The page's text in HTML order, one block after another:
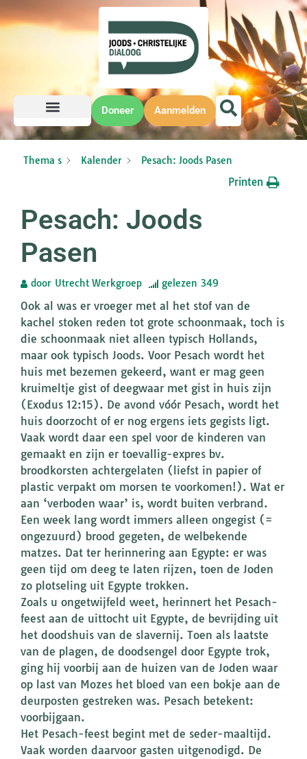
Doneer Aanmelden
Thema s Kalender Pesach: Joods Pasen
Printen
Pesach: Joods
Pasen
door Utrecht Werkgroep gelezen 349
Ook al was er vroeger met al het stof van de
kachel stoken reden tot grote schoonmaak, toch is
die schoonmaak niet alleen typisch Hollands,
maar ook typisch Joods. Voor Pesach wordt het
huis met bezemen gekeerd, want er mag geen
kruimeltje gist of deegwaar met gist in huis zijn
(Exodus 12:15). De avond vóór Pesach, wordt het
huis doorzocht of er nog ergens iets gegists ligt.
Vaak wordt daar een spel voor de kinderen van
gemaakt en zijn er toevallig-expres bv.
broodkorsten achtergelaten (liefst in papier of
plastic verpakt om morsen te voorkomen!). Wat er
aan ‘verboden waar’ is, wordt buiten verbrand.
Een week lang wordt immers alleen ongegist (=
ongezuurd) brood gegeten, de welbekende
matzes. Dat ter herinnering aan Egypte: er was
geen tijd om deeg te laten rijzen, toen de Joden
zo plotseling uit Egypte trokken.
Zoals u ongetwijfeld weet, herinnert het Pesach-
feest aan de uittocht uit Egypte, de bevrijding uit
het doodshuis van de slavernij. Toen als laatste
van de plagen, de doodsengel door Egypte trok,
ging hij voorbij aan de huizen van de Joden waar
op last van Mozes het bloed van een bokje aan de
deurposten gestreken was. Pesach betekent:
voorbijgaan.
Het Pesach-feest begint met de seder-maaltijd.
Vaak worden daarvoor gasten uitgenodigd. De